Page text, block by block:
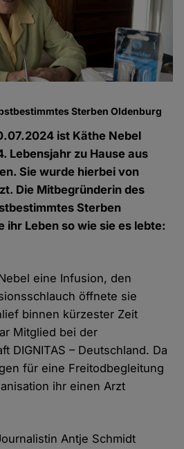
Sterben Oldenburg
ist Käthe Nebel
Lebensjahr zu Hause aus
Sie wurde hierbei von
Die Mitbegründerin des
Sterben
ihr Leben so wie sie es lebte:
eine Infusion, den
öffnete sie
binnen kürzester Zeit
Mitglied bei der
DIGNITAS – Deutschland. Da
für eine Freitodbegleitung
ihr einen Arzt
Antje Schmidt